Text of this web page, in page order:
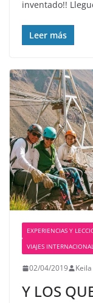
inventado!!
Leer más
EXPERIENCIAS Y
VIAJES
02/04/2019 Keila
Y LOS